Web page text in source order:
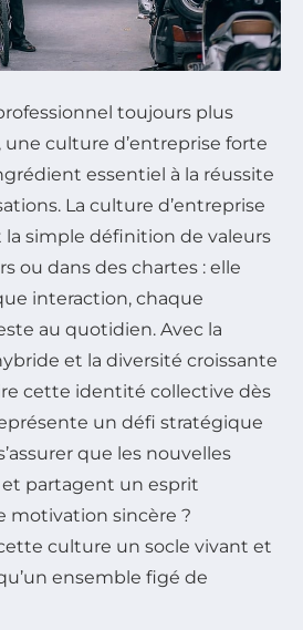
toujours plus
culture d’entreprise forte
essentiel à la réussite
La culture d’entreprise
simple définition de valeurs
ou dans des chartes : elle
interaction, chaque
au quotidien. Avec la
et la diversité croissante
cette identité collective dès
un défi stratégique
que les nouvelles
et partagent un esprit
motivation sincère ?
culture un socle vivant et
ensemble figé de